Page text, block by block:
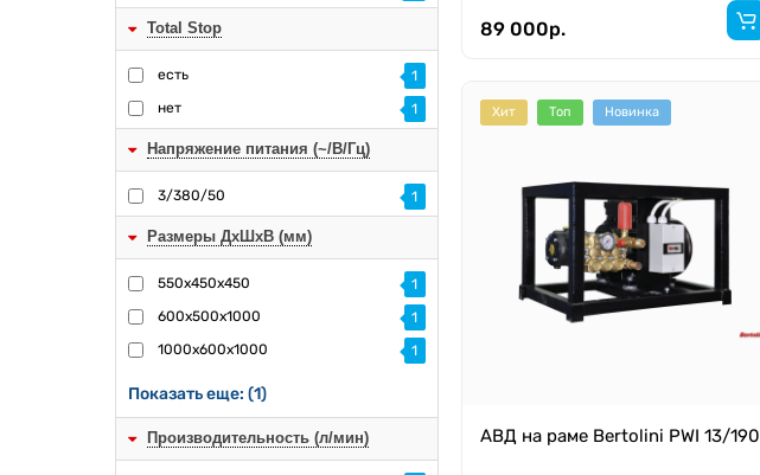
Total Stop
есть
1
нет
1
Напряжение питания (~/В/Гц)
3/380/50 1
Размеры ДхШхВ (мм)
550х450х450
1
600х500х1000
1
1000х600х1000
1
Показать еще: (1)
Производительность (л/мин)
89 000р.
Хит Топ Новинка
АВД на раме Bertolini PWI 13/190